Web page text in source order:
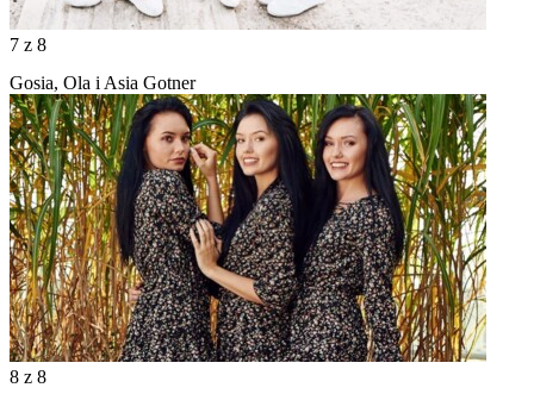
7 z 8
Gosia, Ola i Asia Gotner
8 z 8